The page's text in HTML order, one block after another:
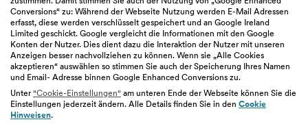
Conversions“ zu: Während der Webseite Nutzung werden E-Mail Adressen
erfasst, diese werden verschlüsselt gespeichert und an Google Ireland
Limited geschickt. Google vergleicht die Informationen mit den Google
Konten der Nutzer. Dies dient dazu die Interaktion der Nutzer mit unseren
Anzeigen besser nachvollziehen zu können. Wenn sie „Alle Cookies
akzeptieren“ auswählen so stimmen Sie auch der Speicherung Ihres Namen
und Email- Adresse binnen Google Enhanced Conversions zu.
Unter"Cookie-Einstellungen" am unteren Ende der Webseite können Sie die
Einstellungen jederzeit ändern. Alle Details finden Sie in den Cookie
Hinweisen.
easybank.de
bawaggroup.com
Impressum